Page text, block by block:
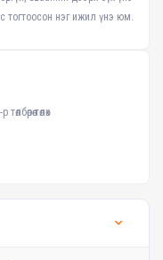
тогтоосон нэг ижил үнэ юм.
төлөх